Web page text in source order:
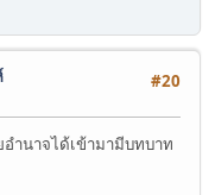
#20
อำนาจได้เข้ามามีบทบาท